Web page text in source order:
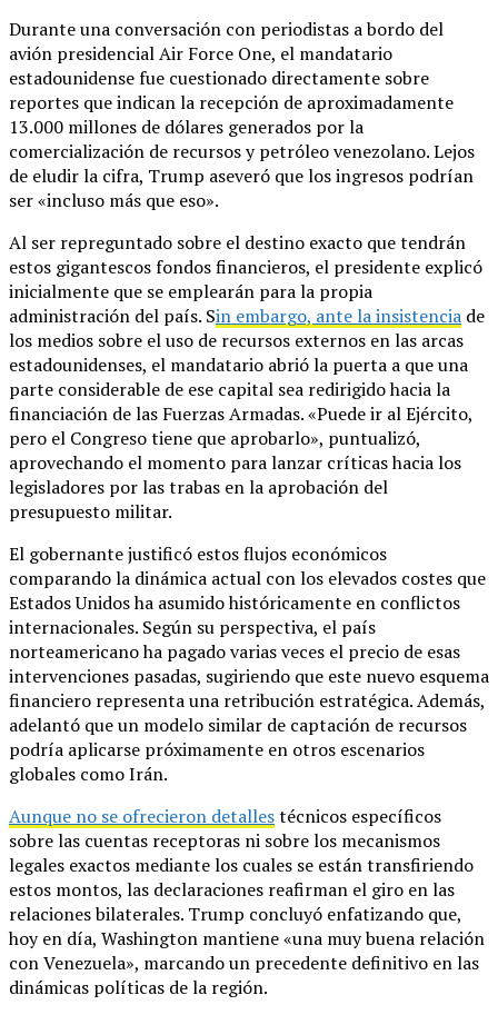
Durante una conversación con periodistas a bordo del
avión presidencial Air Force One, el mandatario
estadounidense fue cuestionado directamente sobre
reportes que indican la recepción de aproximadamente
13.000 millones de dólares generados por la
comercialización de recursos y petróleo venezolano. Lejos
de eludir la cifra, Trump aseveró que los ingresos podrían
ser «incluso más que eso».
Al ser repreguntado sobre el destino exacto que tendrán
estos gigantescos fondos financieros, el presidente explicó
inicialmente que se emplearán para la propia
administración del país. Sin embargo, ante la insistencia de
los medios sobre el uso de recursos externos en las arcas
estadounidenses, el mandatario abrió la puerta a que una
parte considerable de ese capital sea redirigido hacia la
financiación de las Fuerzas Armadas. «Puede ir al Ejército,
pero el Congreso tiene que aprobarlo», puntualizó,
aprovechando el momento para lanzar críticas hacia los
legisladores por las trabas en la aprobación del
presupuesto militar.
El gobernante justificó estos flujos económicos
comparando la dinámica actual con los elevados costes que
Estados Unidos ha asumido históricamente en conflictos
internacionales. Según su perspectiva, el país
norteamericano ha pagado varias veces el precio de esas
intervenciones pasadas, sugiriendo que este nuevo esquema
financiero representa una retribución estratégica. Además,
adelantó que un modelo similar de captación de recursos
podría aplicarse próximamente en otros escenarios
globales como Irán.
Aunque no se ofrecieron detallestécnicos específicos
sobre las cuentas receptoras ni sobre los mecanismos
legales exactos mediante los cuales se están transfiriendo
estos montos, las declaraciones reafirman el giro en las
relaciones bilaterales. Trump concluyó enfatizando que,
hoy en día, Washington mantiene «una muy buena relación
con Venezuela», marcando un precedente definitivo en las
dinámicas políticas de la región.